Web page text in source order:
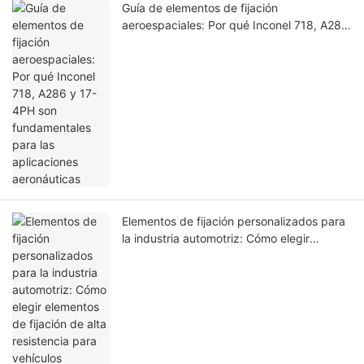
Guía de elementos de fijación
aeroespaciales: Por qué Inconel 718, A286
Elementos de fijación personalizados para
la industria automotriz: Cómo elegir